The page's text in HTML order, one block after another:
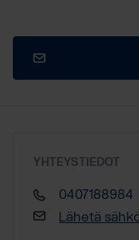
YHTEYSTIEDOT
0407188984
Lähetä